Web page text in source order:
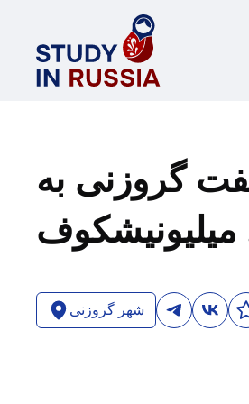
گروزنی به
میلیونیشکوف
شهر گروزنی